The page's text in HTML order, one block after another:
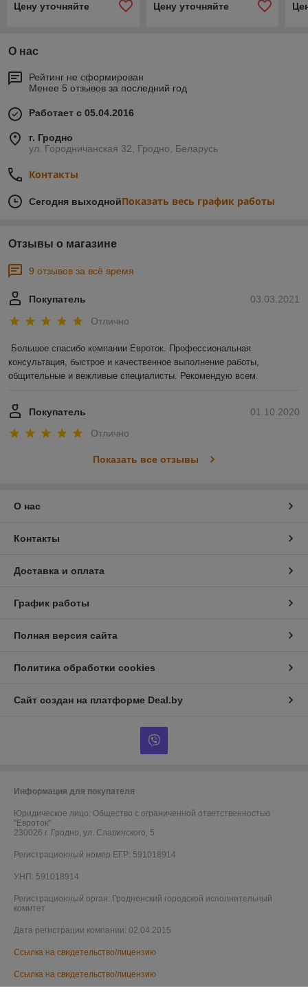
Цену уточняйте
Цену уточняйте
О нас
Рейтинг не сформирован
Менее 5 отзывов за последний год
Работает с 05.04.2016
г. Гродно
ул. Городничанская 32, Гродно, Беларусь
Контакты
Сегодня выходнойПоказать весь график работы
Отзывы о магазине
9 отзывов за всё время
03.03.2021
Покупатель
Отлично
Большое спасибо компании Евроток. Профессиональная
консультация, быстрое и качественное выполнение работы,
общительные и вежливые специалисты. Рекомендую всем.
01.10.2020
Покупатель
Отлично
Показать все отзывы
О нас
Контакты
Доставка и оплата
График работы
Полная версия сайта
Политика обработки cookies
Сайт создан на платформе Deal.by
Информация для покупателя
Юридическое лицо: Общество с ограниченной ответственностью
"Евроток"
230026 г. Гродно, ул. Славинского, 5
Регистрационный номер ЕГР: 591018914
УНП: 591018914
Регистрационный орган: Гродненский городской исполнительный
комитет
Дата регистрации компании: 02.04.2015
Ссылка на свидетельство/лицензию
Ссылка на свидетельство/лицензию